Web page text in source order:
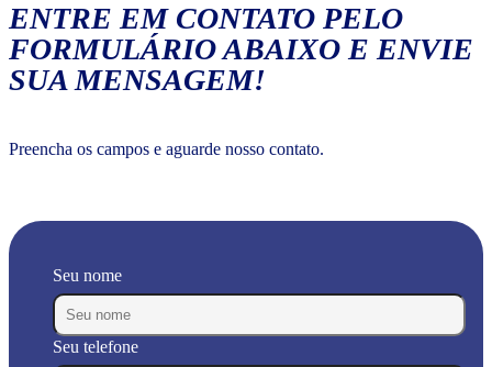
ENTRE EM CONTATO PELO
FORMULÁRIO ABAIXO E ENVIE
SUA MENSAGEM!
Preencha os campos e aguarde nosso contato.
Seu nome
Seu telefone